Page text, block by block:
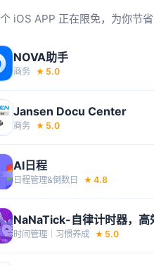
个 iOS APP 正在限免，为你节省
NOVA助手
商务 ★ 5.0
Jansen Docu Center
商务 ★ 5.0
AI日程
日程管理&倒数‪日‬ ★ 4.8
NaNaTick-自律计时器，高
时间管理｜习惯养‪成‬ ★ 5.0